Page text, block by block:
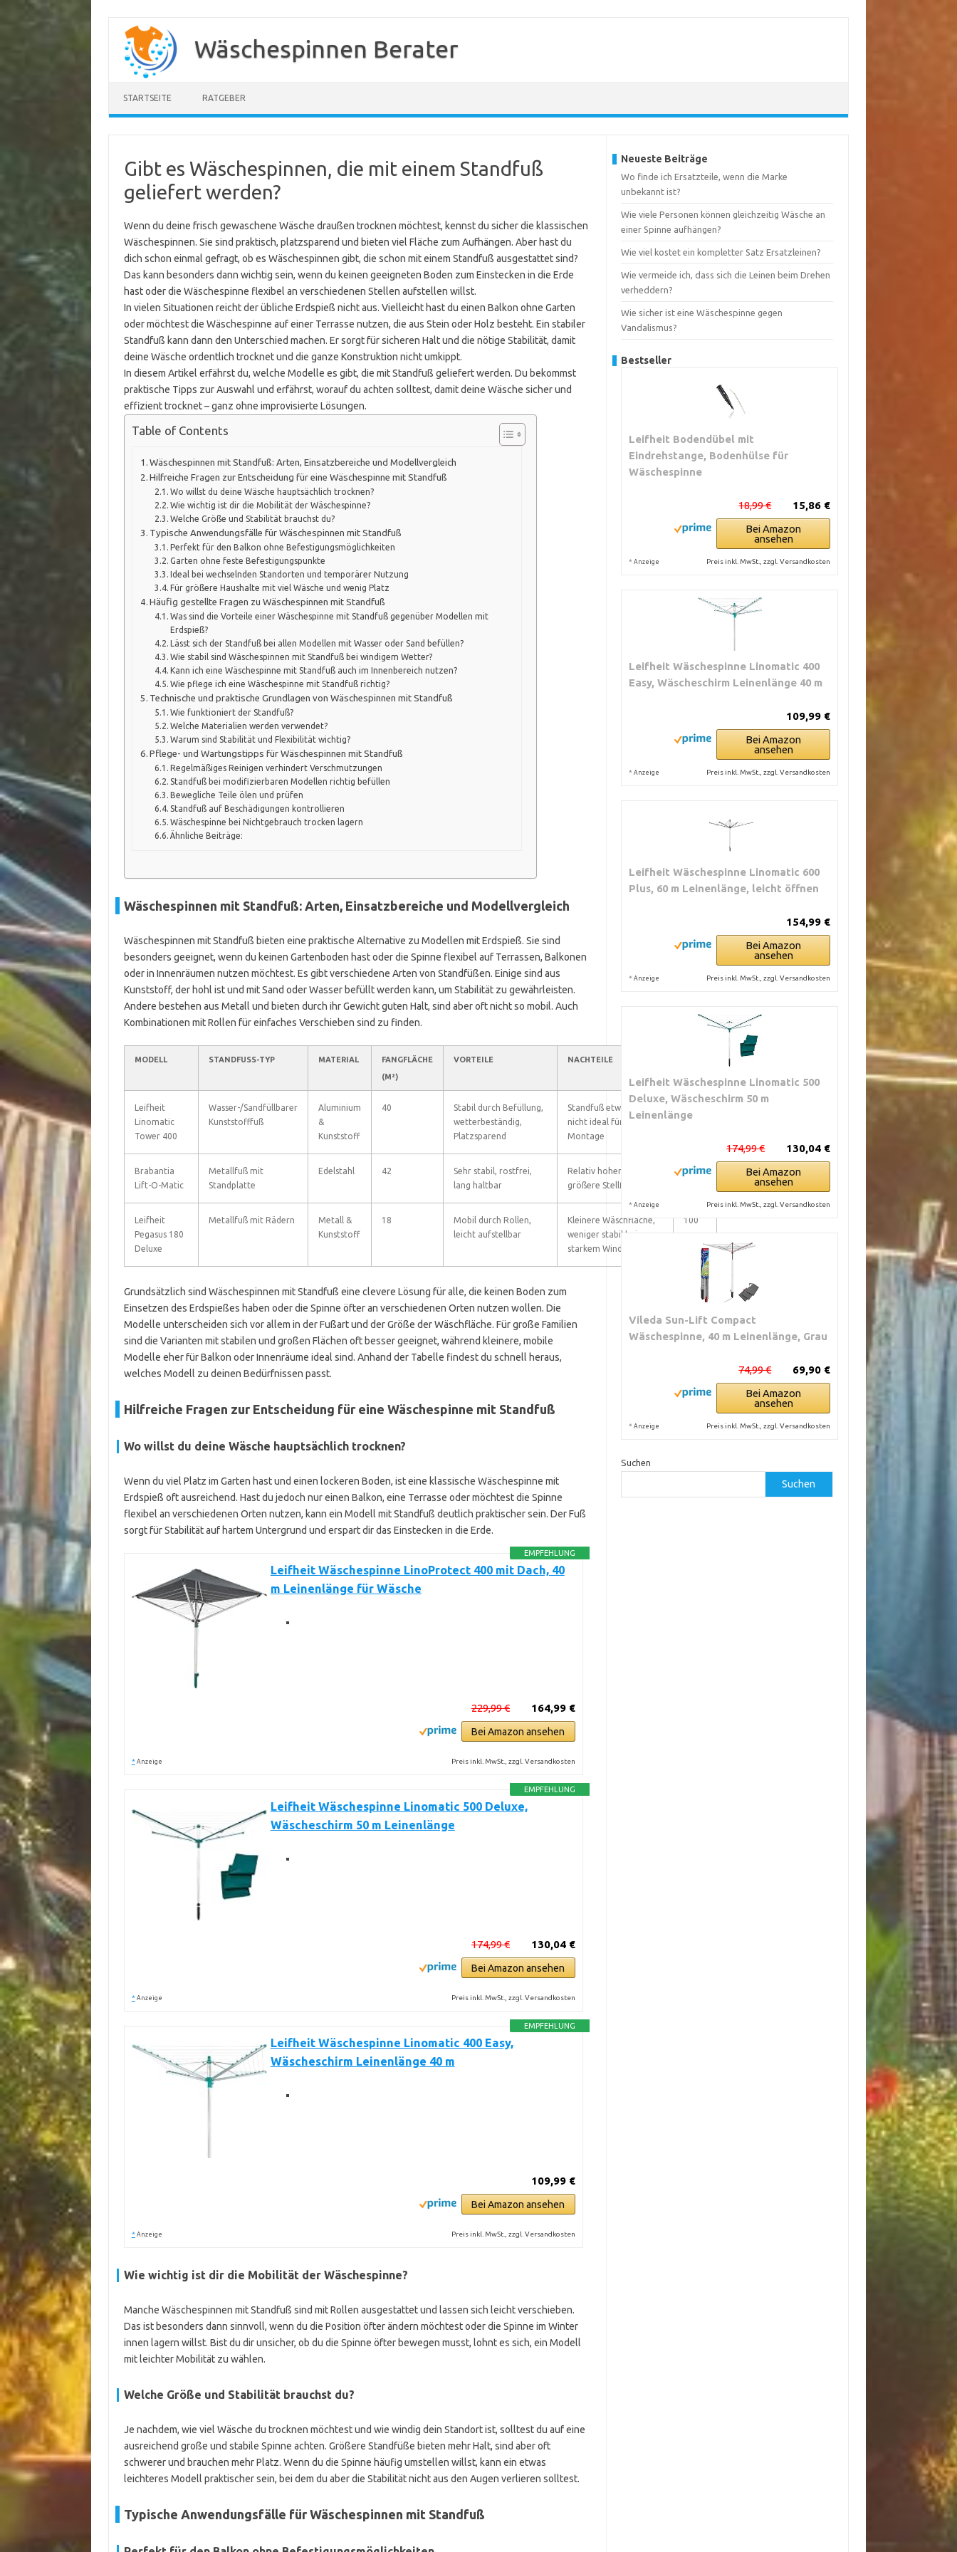
Inhalt
springen
Wäschespinnen Berater
STARTSEITE RATGEBER
Gibt es Wäschespinnen, die mit einem Standfuß
geliefert werden?
Wenn du deine frisch gewaschene Wäsche draußen trocknen möchtest, kennst du sicher die klassischen
Wäschespinnen. Sie sind praktisch, platzsparend und bieten viel Fläche zum Aufhängen. Aber hast du
dich schon einmal gefragt, ob es Wäschespinnen gibt, die schon mit einem Standfuß ausgestattet sind?
Das kann besonders dann wichtig sein, wenn du keinen geeigneten Boden zum Einstecken in die Erde
hast oder die Wäschespinne flexibel an verschiedenen Stellen aufstellen willst.
In vielen Situationen reicht der übliche Erdspieß nicht aus. Vielleicht hast du einen Balkon ohne Garten
oder möchtest die Wäschespinne auf einer Terrasse nutzen, die aus Stein oder Holz besteht. Ein stabiler
Standfuß kann dann den Unterschied machen. Er sorgt für sicheren Halt und die nötige Stabilität, damit
deine Wäsche ordentlich trocknet und die ganze Konstruktion nicht umkippt.
In diesem Artikel erfährst du, welche Modelle es gibt, die mit Standfuß geliefert werden. Du bekommst
praktische Tipps zur Auswahl und erfährst, worauf du achten solltest, damit deine Wäsche sicher und
effizient trocknet – ganz ohne improvisierte Lösungen.
Table of Contents
Wäschespinnen mit Standfuß: Arten, Einsatzbereiche und Modellvergleich
Hilfreiche Fragen zur Entscheidung für eine Wäschespinne mit Standfuß
Wo willst du deine Wäsche hauptsächlich trocknen?
Wie wichtig ist dir die Mobilität der Wäschespinne?
Welche Größe und Stabilität brauchst du?
Typische Anwendungsfälle für Wäschespinnen mit Standfuß
Perfekt für den Balkon ohne Befestigungsmöglichkeiten
Garten ohne feste Befestigungspunkte
Ideal bei wechselnden Standorten und temporärer Nutzung
Für größere Haushalte mit viel Wäsche und wenig Platz
Häufig gestellte Fragen zu Wäschespinnen mit Standfuß
Was sind die Vorteile einer Wäschespinne mit Standfuß gegenüber Modellen mit
Erdspieß?
Lässt sich der Standfuß bei allen Modellen mit Wasser oder Sand befüllen?
Wie stabil sind Wäschespinnen mit Standfuß bei windigem Wetter?
Kann ich eine Wäschespinne mit Standfuß auch im Innenbereich nutzen?
Wie pflege ich eine Wäschespinne mit Standfuß richtig?
Technische und praktische Grundlagen von Wäschespinnen mit Standfuß
Wie funktioniert der Standfuß?
Welche Materialien werden verwendet?
Warum sind Stabilität und Flexibilität wichtig?
Pflege- und Wartungstipps für Wäschespinnen mit Standfuß
Regelmäßiges Reinigen verhindert Verschmutzungen
Standfuß bei modifizierbaren Modellen richtig befüllen
Bewegliche Teile ölen und prüfen
Standfuß auf Beschädigungen kontrollieren
Wäschespinne bei Nichtgebrauch trocken lagern
Ähnliche Beiträge:
Wäschespinnen mit Standfuß: Arten, Einsatzbereiche und Modellvergleich
Wäschespinnen mit Standfuß bieten eine praktische Alternative zu Modellen mit Erdspieß. Sie sind
besonders geeignet, wenn du keinen Gartenboden hast oder die Spinne flexibel auf Terrassen, Balkonen
oder in Innenräumen nutzen möchtest. Es gibt verschiedene Arten von Standfüßen. Einige sind aus
Kunststoff, der hohl ist und mit Sand oder Wasser befüllt werden kann, um Stabilität zu gewährleisten.
Andere bestehen aus Metall und bieten durch ihr Gewicht guten Halt, sind aber oft nicht so mobil. Auch
Kombinationen mit Rollen für einfaches Verschieben sind zu finden.
MODELL STANDFUSS-TYP MATERIAL
FANGFLÄCHE
(M²)
VORTEILE NACHTEILE
(€)
Leifheit
Linomatic
Tower 400
Wasser-/Sandfüllbarer
Kunststofffuß
Aluminium
&
Kunststoff
40
Stabil durch Befüllung,
wetterbeständig,
Platzsparend
Standfuß etwas schwer,
nicht ideal für schnelle
Montage
Brabantia
Lift-O-Matic
Metallfuß mit
Standplatte
Edelstahl 42
Sehr stabil, rostfrei,
lang haltbar
Relativ hoher Preis,
größere Stellfläche
210
Leifheit
Pegasus 180
Deluxe
Metallfuß mit Rädern
Metall &
Kunststoff
18
Mobil durch Rollen,
leicht aufstellbar
Kleinere Wäschfläche,
weniger stabil bei
starkem Wind
100
Grundsätzlich sind Wäschespinnen mit Standfuß eine clevere Lösung für alle, die keinen Boden zum
Einsetzen des Erdspießes haben oder die Spinne öfter an verschiedenen Orten nutzen wollen. Die
Modelle unterscheiden sich vor allem in der Fußart und der Größe der Wäschfläche. Für große Familien
sind die Varianten mit stabilen und großen Flächen oft besser geeignet, während kleinere, mobile
Modelle eher für Balkon oder Innenräume ideal sind. Anhand der Tabelle findest du schnell heraus,
welches Modell zu deinen Bedürfnissen passt.
Hilfreiche Fragen zur Entscheidung für eine Wäschespinne mit Standfuß
Wo willst du deine Wäsche hauptsächlich trocknen?
Wenn du viel Platz im Garten hast und einen lockeren Boden, ist eine klassische Wäschespinne mit
Erdspieß oft ausreichend. Hast du jedoch nur einen Balkon, eine Terrasse oder möchtest die Spinne
flexibel an verschiedenen Orten nutzen, kann ein Modell mit Standfuß deutlich praktischer sein. Der Fuß
sorgt für Stabilität auf hartem Untergrund und erspart dir das Einstecken in die Erde.
EMPFEHLUNG
Leifheit Wäschespinne LinoProtect 400 mit Dach, 40
m Leinenlänge für Wäsche
164,99 €
229,99 €
Bei Amazon ansehen
* Anzeige Preis inkl. MwSt., zzgl. Versandkosten
EMPFEHLUNG
Leifheit Wäschespinne Linomatic 500 Deluxe,
Wäscheschirm 50 m Leinenlänge
130,04 €
174,99 €
Bei Amazon ansehen
* Anzeige Preis inkl. MwSt., zzgl. Versandkosten
EMPFEHLUNG
Leifheit Wäschespinne Linomatic 400 Easy,
Wäscheschirm Leinenlänge 40 m
109,99 €
Bei Amazon ansehen
* Anzeige Preis inkl. MwSt., zzgl. Versandkosten
Wie wichtig ist dir die Mobilität der Wäschespinne?
Manche Wäschespinnen mit Standfuß sind mit Rollen ausgestattet und lassen sich leicht verschieben.
Das ist besonders dann sinnvoll, wenn du die Position öfter ändern möchtest oder die Spinne im Winter
innen lagern willst. Bist du dir unsicher, ob du die Spinne öfter bewegen musst, lohnt es sich, ein Modell
mit leichter Mobilität zu wählen.
Welche Größe und Stabilität brauchst du?
Je nachdem, wie viel Wäsche du trocknen möchtest und wie windig dein Standort ist, solltest du auf eine
ausreichend große und stabile Spinne achten. Größere Standfüße bieten mehr Halt, sind aber oft
schwerer und brauchen mehr Platz. Wenn du die Spinne häufig umstellen willst, kann ein etwas
leichteres Modell praktischer sein, bei dem du aber die Stabilität nicht aus den Augen verlieren solltest.
Typische Anwendungsfälle für Wäschespinnen mit Standfuß
Neueste Beiträge
Wo finde ich Ersatzteile, wenn die Marke
unbekannt ist?
Wie viele Personen können gleichzeitig Wäsche an
einer Spinne aufhängen?
Wie viel kostet ein kompletter Satz Ersatzleinen?
Wie vermeide ich, dass sich die Leinen beim Drehen
verheddern?
Wie sicher ist eine Wäschespinne gegen
Vandalismus?
Bestseller
Leifheit Bodendübel mit
Eindrehstange, Bodenhülse für
Wäschespinne
15,86 €
18,99 €
Bei Amazon
ansehen
* Anzeige Preis inkl. MwSt., zzgl. Versandkosten
Leifheit Wäschespinne Linomatic 400
Easy, Wäscheschirm Leinenlänge 40 m
109,99 €
Bei Amazon
ansehen
* Anzeige Preis inkl. MwSt., zzgl. Versandkosten
Leifheit Wäschespinne Linomatic 600
Plus, 60 m Leinenlänge, leicht öffnen
154,99 €
Bei Amazon
ansehen
* Anzeige Preis inkl. MwSt., zzgl. Versandkosten
Leifheit Wäschespinne Linomatic 500
Deluxe, Wäscheschirm 50 m
Leinenlänge
130,04 €
174,99 €
Bei Amazon
ansehen
* Anzeige Preis inkl. MwSt., zzgl. Versandkosten
Vileda Sun-Lift Compact
Wäschespinne, 40 m Leinenlänge, Grau
69,90 €
74,99 €
Bei Amazon
ansehen
* Anzeige Preis inkl. MwSt., zzgl. Versandkosten
Suchen
Suchen